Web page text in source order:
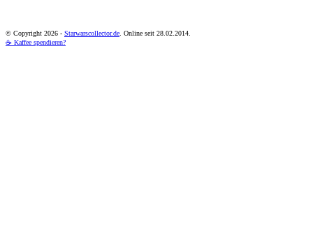
© Copyright 2026 - Starwarscollector.de . Online seit 28.02.2014.
☕ Kaffee spendieren?